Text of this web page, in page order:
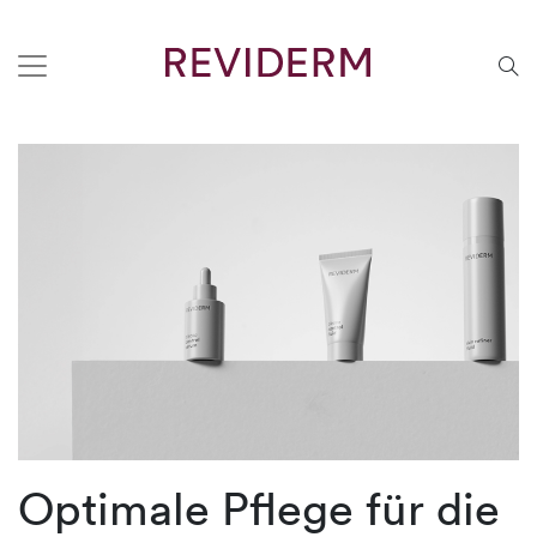
Optimale Pflege für die